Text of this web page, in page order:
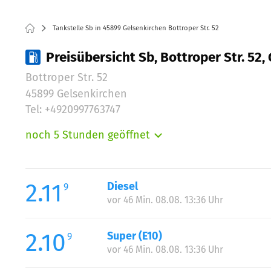
Tankstelle Sb in 45899 Gelsenkirchen Bottroper Str. 52
Preisübersicht Sb, Bottroper Str. 52,
Bottroper Str. 52
45899 Gelsenkirchen
Tel: +4920997763747
noch 5 Stunden geöffnet
Mittwoch:
Donnerstag:
Samstag:
Sonntag:
2.11 9 Diesel
vor 46 Min. 08.08. 13:36 Uhr
2.10 9 Super (E10)
vor 46 Min. 08.08. 13:36 Uhr